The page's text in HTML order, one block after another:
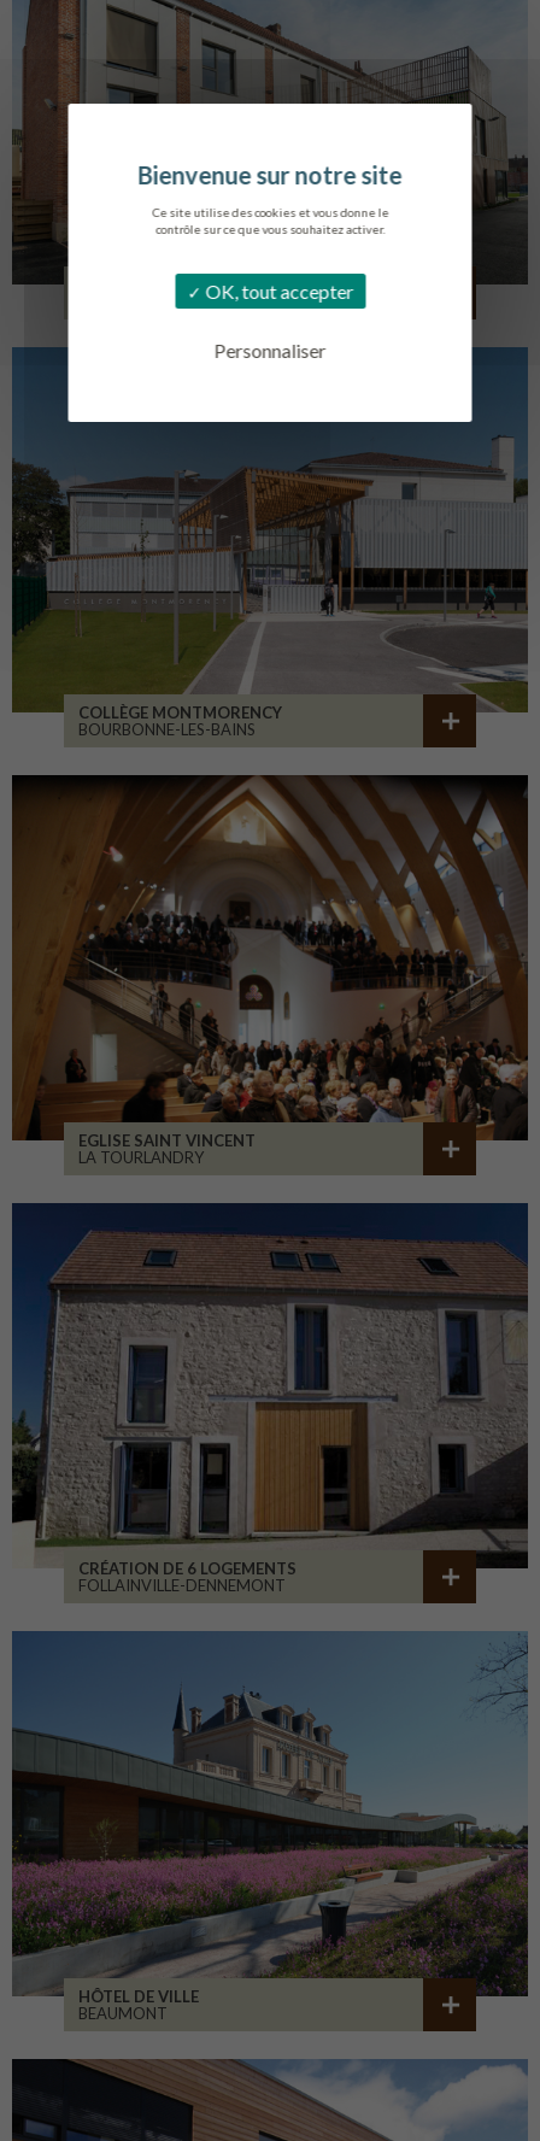
Ce site utilise des cookies et vous donne le
contrôle sur ce que vous souhaitez activer.
OK, tout accepter
Personnaliser
LOG. JEUNES TRAVAILLEURS
COLLÈGE MONTMORENCY
BOURBONNE-LES-BAINS
EGLISE SAINT VINCENT
LA TOURLANDRY
CRÉATION DE 6 LOGEMENTS
FOLLAINVILLE-DENNEMONT
HÔTEL DE VILLE
BEAUMONT